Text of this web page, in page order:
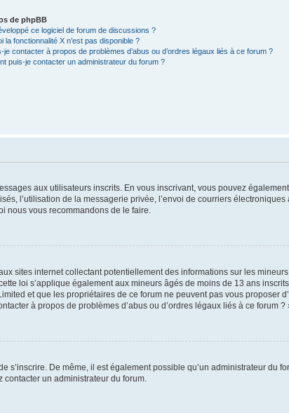
de phpBB
ce logiciel de forum de discussions ?
la fonctionnalité X n’est pas disponible ?
je contacter à propos de problèmes d’abus ou d’ordres légaux liés à ce forum ?
puis-je contacter un administrateur du forum ?
aux utilisateurs inscrits. En vous inscrivant, vous pouvez
l’utilisation de la messagerie privée, l’envoi de courriers électroniques
nous vous recommandons de le faire.
sites internet collectant potentiellement des informations sur les
loi s’applique également aux mineurs âgés de moins de 13 ans inscrits
et que les propriétaires de ce forum ne peuvent pas vous proposer
à propos de problèmes d’abus ou d’ordres légaux liés à ce forum ?
De même, il est également possible qu’un administrateur du
un administrateur du forum.